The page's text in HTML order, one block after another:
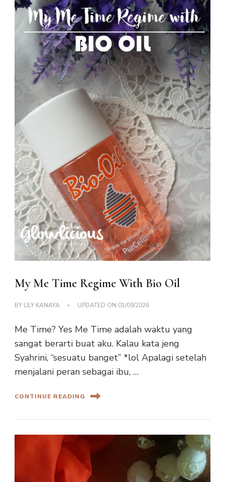
My Me Time Regime With Bio Oil
BY LILY KANAYA UPDATED ON 01/09/2026
Me Time? Yes Me Time adalah waktu yang
sangat berarti buat aku. Kalau kata jeng
Syahrini, “sesuatu banget” *lol Apalagi setelah
menjalani peran sebagai ibu, …
CONTINUE READING